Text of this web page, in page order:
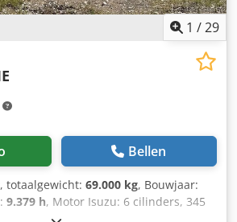
1 /29
Bellen
, totaalgewicht: 69.000 kg, Bouwjaar:
9.379 h, Motor Isuzu: 6 cilinders, 345
en CE Giek 6,58 m Stel 3 m